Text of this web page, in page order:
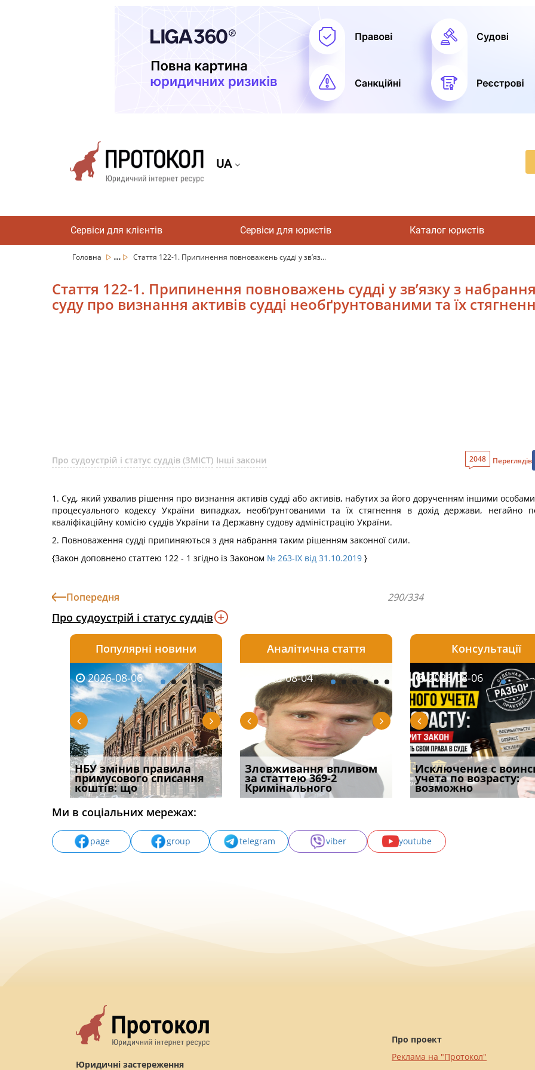
UA
Сервіси для клієнтів Сервіси для юристів Каталог юристів
Головна ... Стаття 122-1. Припинення повноважень судді у зв’яз...
Стаття 122-1. Припинення повноважень судді у зв’язку з
суду про визнання активів судді необґрунтованими та їх
Про судоустрій і статус суддів (ЗМІСТ) Інші закони 2048 Переглядів
1. Суд, який ухвалив рішення про визнання активів судді або активів, набутих за його дорученням іншими
процесуального кодексу України випадках, необґрунтованими та їх стягнення в дохід держави,
кваліфікаційну комісію суддів України та Державну судову адміністрацію України.
2. Повноваження судді припиняються з дня набрання таким рішенням законної сили.
{Закон доповнено статтею 122 - 1 згідно із Законом № 263-IX від 31.10.2019 }
Попередня 290/334
Про судоустрій і статус суддів
Популярні новини
2026-08-06
НБУ змінив правила
примусового списання
коштів: що
2026-08-06
Якщо суд встановив для
відшкодування шкоди
наявніс
2026-08-05
Чоловік помер, але
позика залишилася: як
фраза «на
Аналітична стаття
2026-08-03
Водії можуть отримати
компенсацію за
незаконні дії
2026-08-04
Зловживання впливом
за статтею 369-2
Кримінального
2026-08-04
Переоформлення
відстрочки за іншою
підставою: нов
Консультації
2026-08-05
Особливості захисту у
кримінальному
провадженні: я
2026-08-06
Исключение с
учета по возрасту:
возможно
2026-07-30
Восьмий ААС
підтвердив, що
може скас
Ми в соціальних мережах:
page group telegram viber youtube
Юридичні застереження
Про проект
Реклама на "Протокол"